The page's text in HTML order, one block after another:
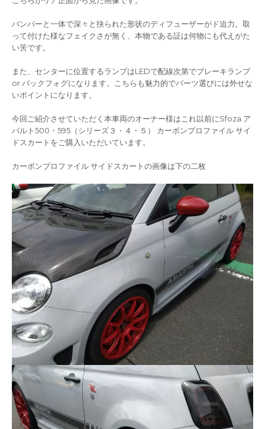
バンパーと一体で深々と抉られた形状のディフューザーがド迫力。取
って付けた様なフェイクさが無く、本物である証は何物にも代えがた
い筈です。
また、センターに位置するランプはLEDで配線次第でブレーキランプ
or バックフォグになります。こちらも魅力的でパーツ選びには外せな
いポイントになります。
今回ご紹介させていただく本車両のオーナー様はこれ以前にSfoza ア
バルト500・595（シリーズ３・４・５） カーボンプロファイル サイ
ドスカートをご購入いただいています。
カーボンプロファイル サイドスカートの画像は下の二枚